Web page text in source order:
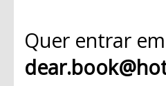
Quer entrar